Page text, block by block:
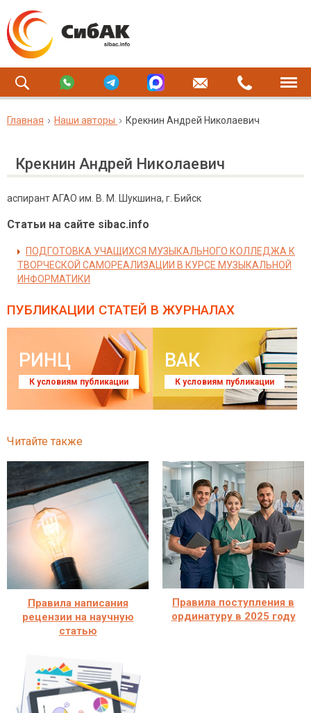
Главная Наши авторы Крекнин Андрей Николаевич
Крекнин Андрей Николаевич
аспирант АГАО им. В. М. Шукшина, г. Бийск
Статьи на сайте sibac.info
ПОДГОТОВКА УЧАЩИХСЯ МУЗЫКАЛЬНОГО КОЛЛЕДЖА К
ТВОРЧЕСКОЙ САМОРЕАЛИЗАЦИИ В КУРСЕ МУЗЫКАЛЬНОЙ
ИНФОРМАТИКИ
ПУБЛИКАЦИИ СТАТЕЙ В ЖУРНАЛАХ
РИНЦ
К условиям публикации
ВАК
К условиям публикации
Читайте также
Правила написания
рецензии на научную
статью
Правила поступления в
ординатуру в 2025 году